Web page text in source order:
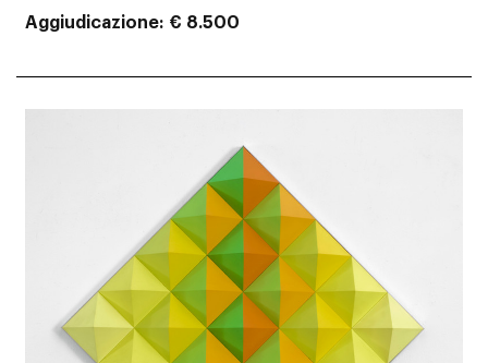
Aggiudicazione € 8.500